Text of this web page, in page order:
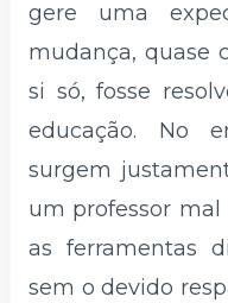
gere uma
mudança, quase
si só, fosse
educação. No
surgem
um professor
as ferramentas
sem o devido